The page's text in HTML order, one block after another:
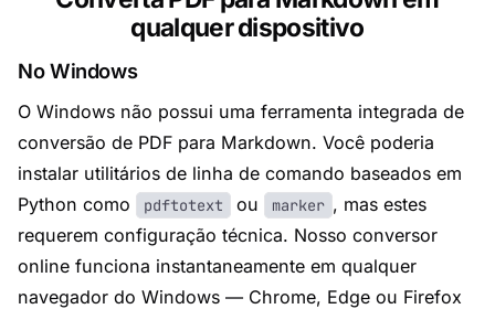
qualquer dispositivo
No Windows
O Windows não possui uma ferramenta integrada de
conversão de PDF para Markdown. Você poderia
instalar utilitários de linha de comando baseados em
Python como
pdftotext ou marker , mas estes
requerem configuração técnica. Nosso conversor
online funciona instantaneamente em qualquer
navegador do Windows — Chrome, Edge ou Firefox